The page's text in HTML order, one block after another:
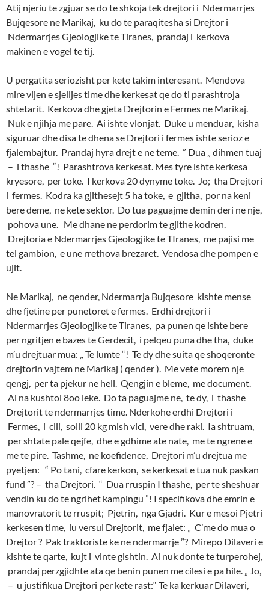
Atij njeriu te zgjuar se do te shkoja tek drejtori i Ndermarrjes
Bujqesore ne Marikaj, ku do te paraqitesha si Drejtor i
Ndermarrjes Gjeologjike te Tiranes, prandaj i kerkova
makinen e vogel te tij.
U pergatita seriozisht per kete takim interesant. Mendova
mire vijen e sjelljes time dhe kerkesat qe do ti parashtroja
shtetarit. Kerkova dhe gjeta Drejtorin e Fermes ne Marikaj.
Nuk e njihja me pare. Ai ishte vlonjat. Duke u menduar, kisha
siguruar dhe disa te dhena se Drejtori i fermes ishte serioz e
fjalembajtur. Prandaj hyra drejt e ne teme. ” Dua „ dihmen tuaj
– i thashe “! Parashtrova kerkesat. Mes tyre ishte kerkesa
kryesore, per toke. I kerkova 20 dynyme toke. Jo; tha Drejtori
i fermes. Kodra ka gjithesejt 5 ha toke, e gjitha, por na keni
bere deme, ne kete sektor. Do tua paguajme demin deri ne nje,
pohova une. Me dhane ne perdorim te gjithe kodren.
Drejtoria e Ndermarrjes Gjeologjike te TIranes, me pajisi me
tel gambion, e une rrethova brezaret. Vendosa dhe pompen e
ujit.
Ne Marikaj, ne qender, Ndermarrja Bujqesore kishte mense
dhe fjetine per punetoret e fermes. Erdhi drejtori i
Ndermarrjes Gjeologjike te Tiranes, pa punen qe ishte bere
per ngritjen e bazes te Gerdecit, i pelqeu puna dhe tha, duke
m’u drejtuar mua: „ Te lumte “! Te dy dhe suita qe shoqeronte
drejtorin vajtem ne Marikaj ( qender ). Me vete morem nje
qengj, per ta pjekur ne hell. Qengjin e bleme, me document.
Ai na kushtoi 8oo leke. Do ta paguajme ne, te dy, i thashe
Drejtorit te ndermarrjes time. Nderkohe erdhi Drejtori i
Fermes, i cili, solli 20 kg mish vici, vere dhe raki. Ia shtruam,
per shtate pale qejfe, dhe e gdhime ate nate, me te ngrene e
me te pire. Tashme, ne koefidence, Drejtori m’u drejtua me
pyetjen: “ Po tani, cfare kerkon, se kerkesat e tua nuk paskan
fund ”? – tha Drejtori. “ Dua rruspin I thashe, per te sheshuar
vendin ku do te ngrihet kampingu ”! I specifikova dhe emrin e
manovratorit te rruspit; Pjetrin, nga Gjadri. Kur e mesoi Pjetri
kerkesen time, iu versul Drejtorit, me fjalet: „ C’me do mua o
Drejtor ? Pak traktoriste ke ne ndermarrje ”? Mirepo Dilaveri e
kishte te qarte, kujt i vinte gishtin. Ai nuk donte te turperohej,
prandaj perzgjidhte ata qe benin punen me cilesi e pa hile. „ Jo,
– u justifikua Drejtori per kete rast:“ Te ka kerkuar Dilaveri,